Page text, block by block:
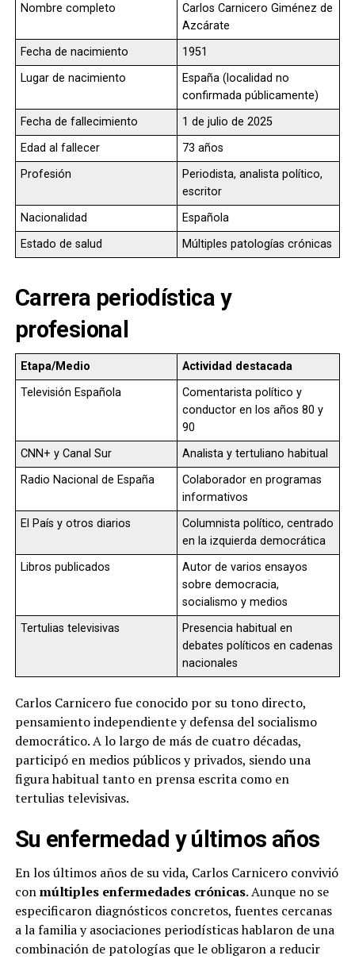
Nombre completo
Carlos Carnicero Giménez de
Azcárate
Fecha de nacimiento
1951
Lugar de nacimiento
España (localidad no
confirmada públicamente)
Fecha de fallecimiento
1 de julio de 2025
Edad al fallecer
73 años
Profesión
Periodista, analista político,
escritor
Nacionalidad
Española
Estado de salud
Múltiples patologías crónicas
Carrera periodística y
profesional
Etapa/Medio
Actividad destacada
Televisión Española
Comentarista político y
conductor en los años 80 y
90
CNN+ y Canal Sur
Analista y tertuliano habitual
Radio Nacional de España
Colaborador en programas
informativos
El País y otros diarios
Columnista político, centrado
en la izquierda democrática
Libros publicados
Autor de varios ensayos
sobre democracia,
socialismo y medios
Tertulias televisivas
Presencia habitual en
debates políticos en cadenas
nacionales
Carlos Carnicero fue conocido por su tono directo,
pensamiento independiente y defensa del socialismo
democrático. A lo largo de más de cuatro décadas,
participó en medios públicos y privados, siendo una
figura habitual tanto en prensa escrita como en
tertulias televisivas.
Su enfermedad y últimos años
En los últimos años de su vida, Carlos Carnicero convivió
conmúltiples enfermedades crónicas. Aunque no se
especificaron diagnósticos concretos, fuentes cercanas
a la familia y asociaciones periodísticas hablaron de una
combinación de patologías que le obligaron a reducir